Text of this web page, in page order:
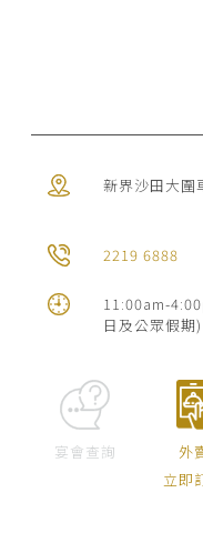
新界沙田大圍
2219 6888
11:00am-
日及公眾假期)
宴會查詢
外
立即